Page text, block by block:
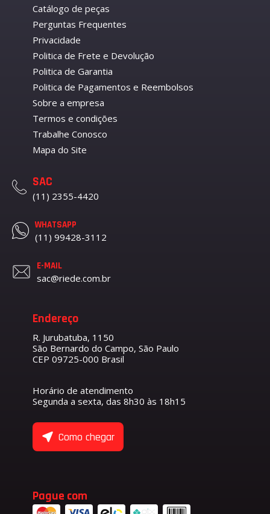
Catálogo de peças
Perguntas Frequentes
Privacidade
Politica de Frete e Devolução
Politica de Garantia
Politica de Pagamentos e Reembolsos
Sobre a empresa
Termos e condições
Trabalhe Conosco
Mapa do Site
SAC
(11) 2355-4420
WHATSAPP
(11) 99428-3112
E-MAIL
sac@riede.com.br
Endereço
R. Jurubatuba, 1150
São Bernardo do Campo, São Paulo
CEP 09725-000 Brasil
Horário de atendimento
Segunda a sexta, das 8h30 às 18h15
Como chegar
Pague com